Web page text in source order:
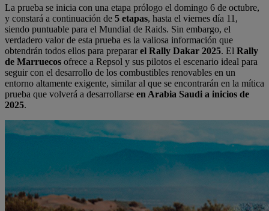
La prueba se inicia con una etapa prólogo el domingo 6 de octubre,
y constará a continuación de 5 etapas, hasta el viernes día 11,
siendo puntuable para el Mundial de Raids. Sin embargo, el
verdadero valor de esta prueba es la valiosa información que
obtendrán todos ellos para prepararel Rally Dakar 2025. El Rally
de Marruecos ofrece a Repsol y sus pilotos el escenario ideal para
seguir con el desarrollo de los combustibles renovables en un
entorno altamente exigente, similar al que se encontrarán en la mítica
prueba que volverá a desarrollarse en Arabia Saudi a inicios de
2025.